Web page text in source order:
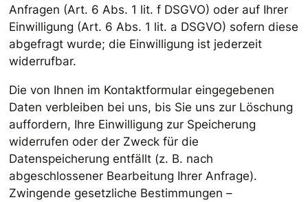
Anfragen (Art. 6 Abs. 1 lit. f DSGVO) oder auf Ihrer
Einwilligung (Art. 6 Abs. 1 lit. a DSGVO) sofern diese
abgefragt wurde; die Einwilligung ist jederzeit
widerrufbar.
Die von Ihnen im Kontaktformular eingegebenen
Daten verbleiben bei uns, bis Sie uns zur Löschung
auffordern, Ihre Einwilligung zur Speicherung
widerrufen oder der Zweck für die
Datenspeicherung entfällt (z. B. nach
abgeschlossener Bearbeitung Ihrer Anfrage).
Zwingende gesetzliche Bestimmungen –